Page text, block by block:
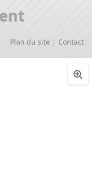
Plan du site | Contact